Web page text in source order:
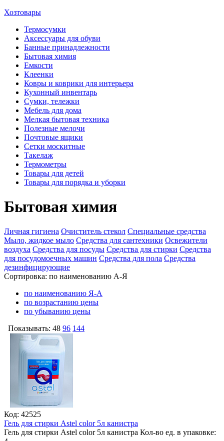
Хозтовары
Термосумки
Аксессуары для обуви
Банные принадлежности
Бытовая химия
Емкости
Клеенки
Ковры и коврики для интерьера
Кухонный инвентарь
Сумки, тележки
Мебель для дома
Мелкая бытовая техника
Полезные мелочи
Почтовые ящики
Сетки москитные
Такелаж
Термометры
Товары для детей
Товары для порядка и уборки
Бытовая химия
Личная гигиена Очиститель стекол Специальные средства
Мыло, жидкое мыло Средства для сантехники Освежители
воздуха Средства для посуды Средства для стирки Средства
для посудомоечных машин Средства для пола Средства
дезинфицирующие
Сортировка: по наименованию А-Я
по наименованию Я-А
по возрастанию цены
по убыванию цены
Показывать: 48 96 144
Код: 42525
Гель для стирки Astel color 5л канистра
Гель для стирки Astel color 5л канистра Кол-во ед. в упаковке: